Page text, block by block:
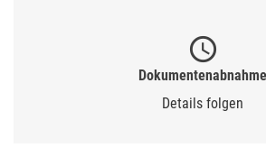
schedule
Dokumentenabnahme
Details folgen